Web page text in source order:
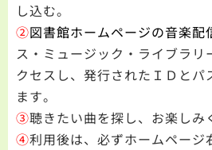
し込む。
②図書館ホームページの音楽配
ス・ミュージック・ライブラリ
クセスし、発行されたＩＤとパ
ます。
③聴きたい曲を探し、お楽しみ
④利用後は、必ずホームページ